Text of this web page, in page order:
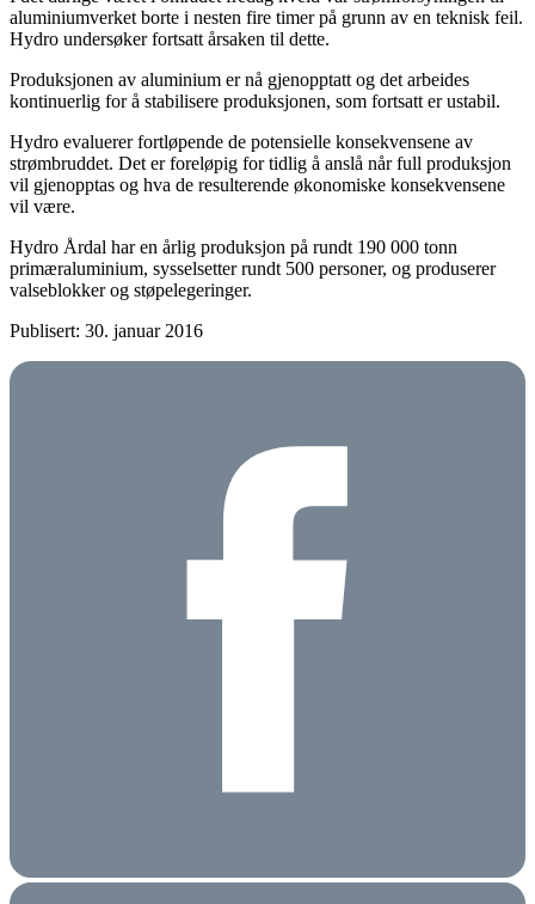
aluminiumverket borte i nesten fire timer på grunn av en teknisk feil.
Hydro undersøker fortsatt årsaken til dette.
Produksjonen av aluminium er nå gjenopptatt og det arbeides
kontinuerlig for å stabilisere produksjonen, som fortsatt er ustabil.
Hydro evaluerer fortløpende de potensielle konsekvensene av
strømbruddet. Det er foreløpig for tidlig å anslå når full produksjon
vil gjenopptas og hva de resulterende økonomiske konsekvensene
vil være.
Hydro Årdal har en årlig produksjon på rundt 190 000 tonn
primæraluminium, sysselsetter rundt 500 personer, og produserer
valseblokker og støpelegeringer.
Publisert: 30. januar 2016